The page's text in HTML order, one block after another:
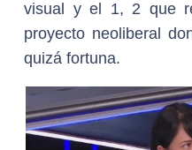
visual y el 1, 2 que
proyecto neoliberal
quizá fortuna.